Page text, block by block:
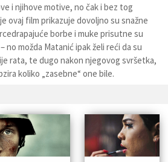
i njihove motive, no čak i bez tog
ovaj film prikazuje dovoljno su snažne
borbe i muke prisutne su
no možda Matanić ipak želi reći da su
rata, te dugo nakon njegovog svršetka,
koliko „zasebne“ one bile.